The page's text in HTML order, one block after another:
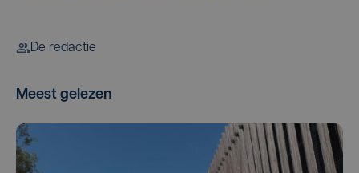
De redactie
Meest gelezen